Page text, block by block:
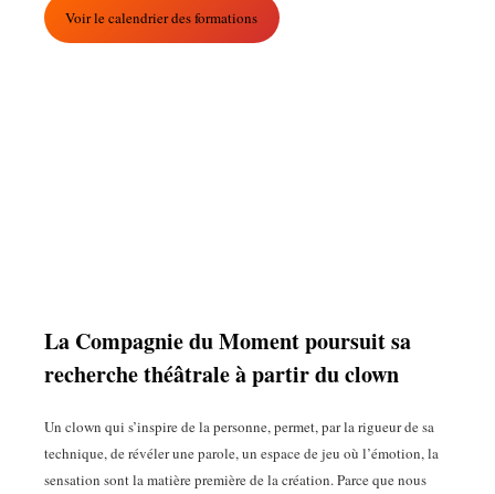
Voir le calendrier des formations
La Compagnie du Moment poursuit sa
recherche théâtrale à partir du clown
Un clown qui s’inspire de la personne, permet, par la rigueur de sa
technique, de révéler une parole, un espace de jeu où l’émotion, la
sensation sont la matière première de la création. Parce que nous